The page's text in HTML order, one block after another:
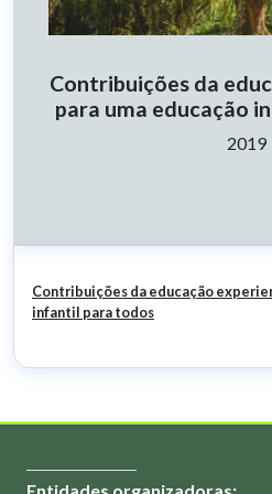
Contribuições da
para uma educação
2019
Contribuições da educação
infantil para todos